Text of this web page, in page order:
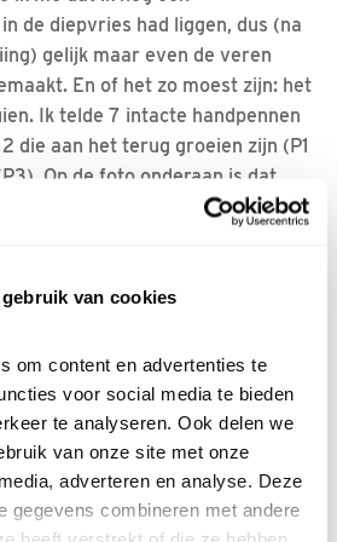
van cookies
om content en advertenties te
voor social media te bieden
te analyseren. Ook delen we
van onze site met onze
adverteren en analyse. Deze
gegevens combineren met andere
heeft verstrekt of die ze hebben
de diepvries had liggen, dus (na
gelijk maar even de veren
En of het zo moest zijn: het
Ik telde 7 intacte handpennen
die aan het terug groeien zijn (P1
Op de foto onderaan is dat
van de 2 kleine handpennen is
zagen dwarrelen lijkt me gezien
maar zeker ben ik daar niet
kast kunnen behalve van de
de jongen afkomstig zijn. Zij
oktober een
en wisselen bijna het volledige